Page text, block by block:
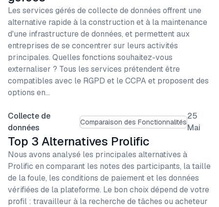
Les services gérés de collecte de données offrent une
alternative rapide à la construction et à la maintenance
d'une infrastructure de données, et permettent aux
entreprises de se concentrer sur leurs activités
principales. Quelles fonctions souhaitez-vous
externaliser ? Tous les services prétendent être
compatibles avec le RGPD et le CCPA et proposent des
options en…
Collecte de
données
Comparaison des Fonctionnalités
25
Mai
Top 3 Alternatives Prolific
Nous avons analysé les principales alternatives à
Prolific en comparant les notes des participants, la taille
de la foule, les conditions de paiement et les données
vérifiées de la plateforme. Le bon choix dépend de votre
profil : travailleur à la recherche de tâches ou acheteur